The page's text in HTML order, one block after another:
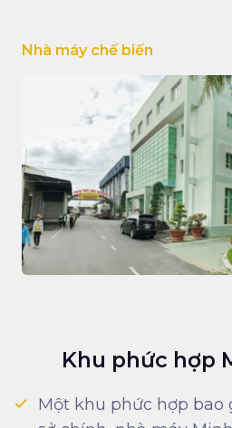
Khu phức hợp
Một khu phức hợp bao
Nhà máy chế biến